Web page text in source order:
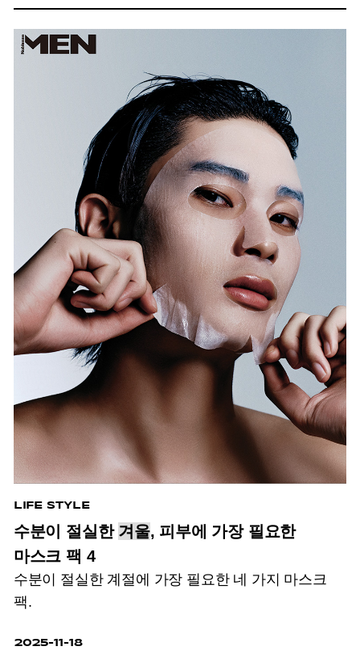
LIFE STYLE
수분이 절실한 겨울, 피부에 가장 필요한
마스크 팩 4
수분이 절실한 계절에 가장 필요한 네 가지 마스크
팩.
2025-11-18